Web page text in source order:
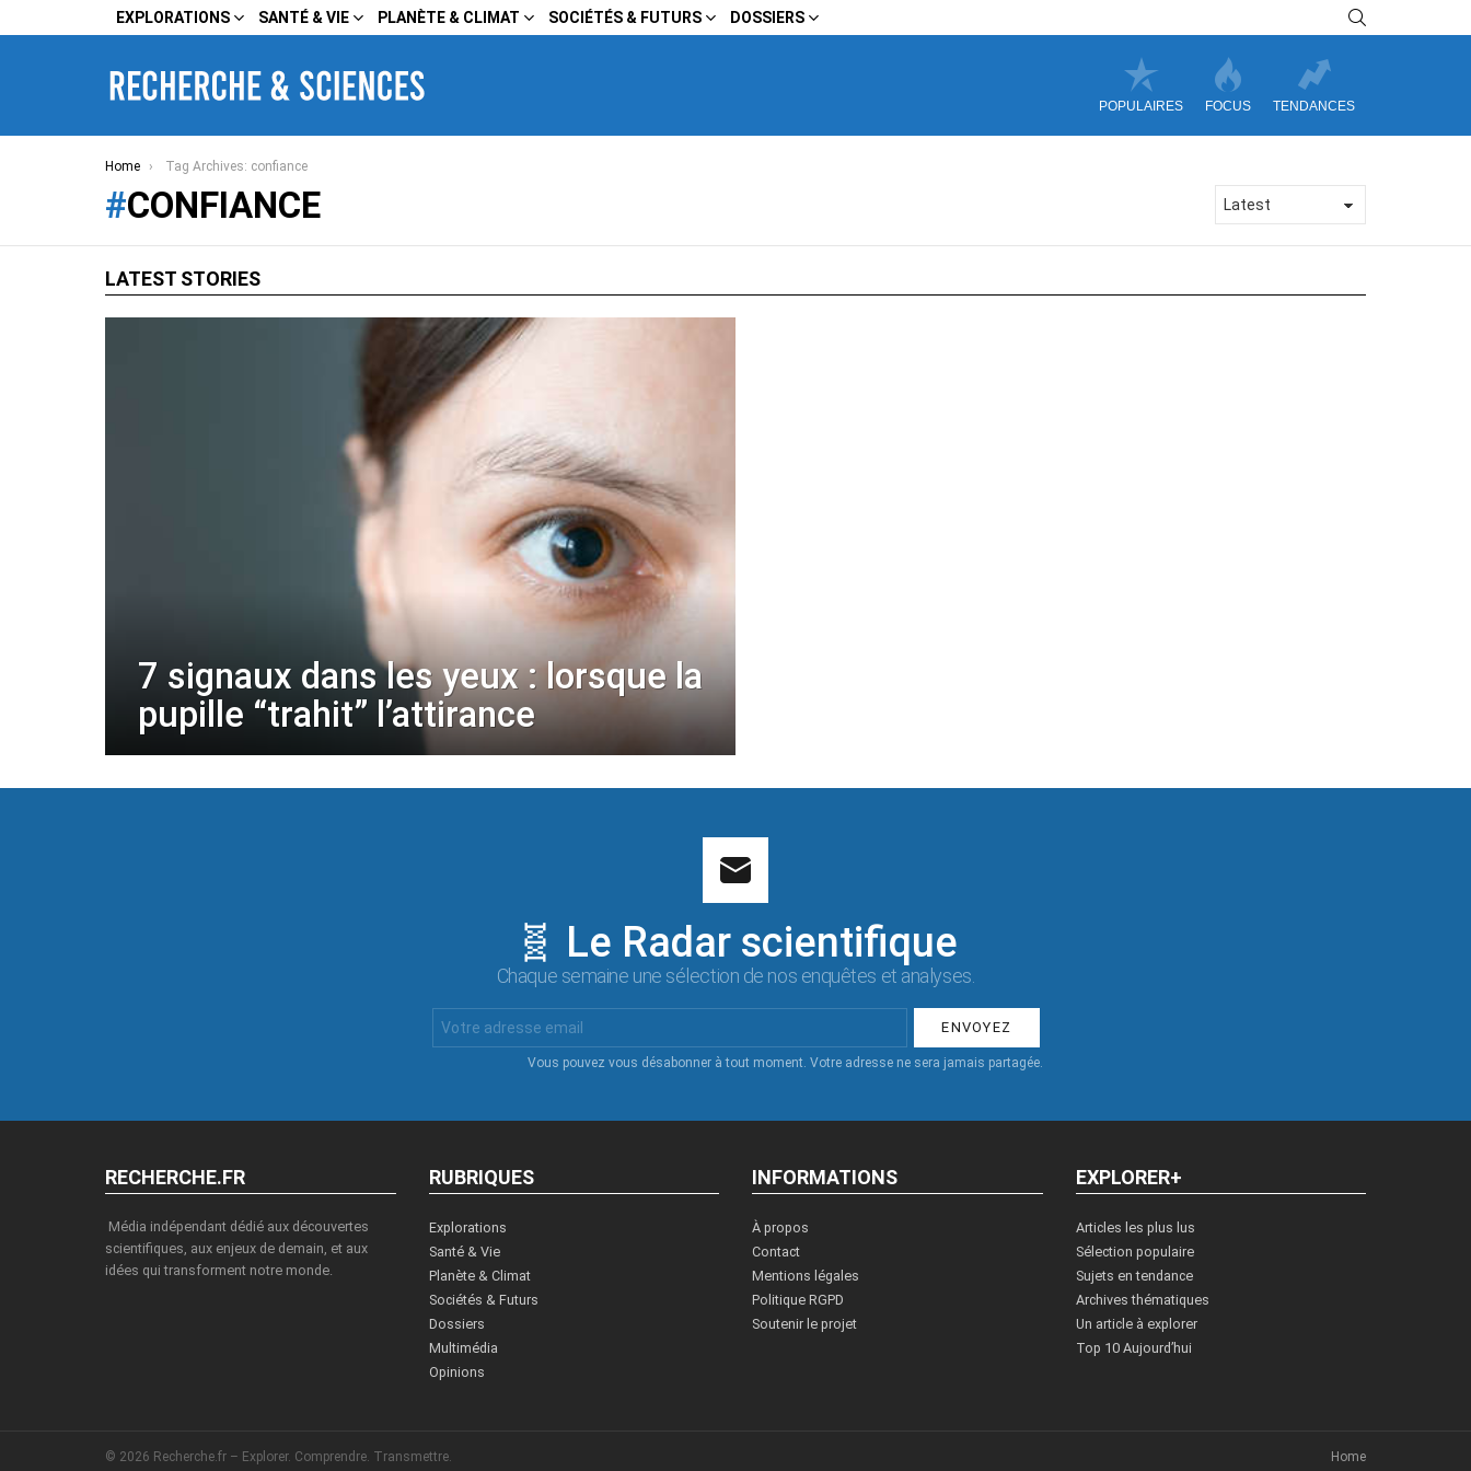
EXPLORATIONS SANTÉ & VIE PLANÈTE & CLIMAT SOCIÉTÉS & FUTURS DOSSIERS
POPULAIRES FOCUS TENDANCES
You are here:
Home Tag Archives: confiance
CONFIANCE
LATEST STORIES
7 signaux dans les yeux : lorsque la
pupille “trahit” l’attirance
🧬 Le Radar scientifique
Chaque semaine une sélection de nos enquêtes et analyses.
Email
:
Vous pouvez vous désabonner à tout moment. Votre adresse ne sera jamais partagée.
RECHERCHE.FR
Média indépendant dédié aux découvertes
scientifiques, aux enjeux de demain, et aux
idées qui transforment notre monde.
RUBRIQUES
Explorations
Santé & Vie
Planète & Climat
Sociétés & Futurs
Dossiers
Multimédia
Opinions
INFORMATIONS
À propos
Contact
Mentions légales
Politique RGPD
Soutenir le projet
EXPLORER+
Articles les plus lus
Sélection populaire
Sujets en tendance
Archives thématiques
Un article à explorer
Top 10 Aujourd’hui
© 2026 Recherche.fr – Explorer. Comprendre. Transmettre. Home